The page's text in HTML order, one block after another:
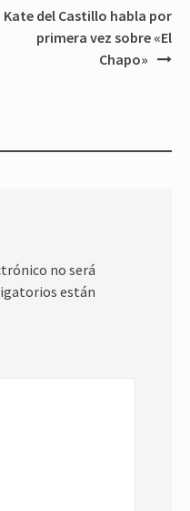
Kate del Castillo habla por
primera vez sobre «El
Chapo»
no será
están